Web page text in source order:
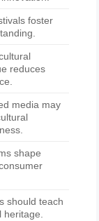
foster
reduces
media may
shape
should teach
heritage.